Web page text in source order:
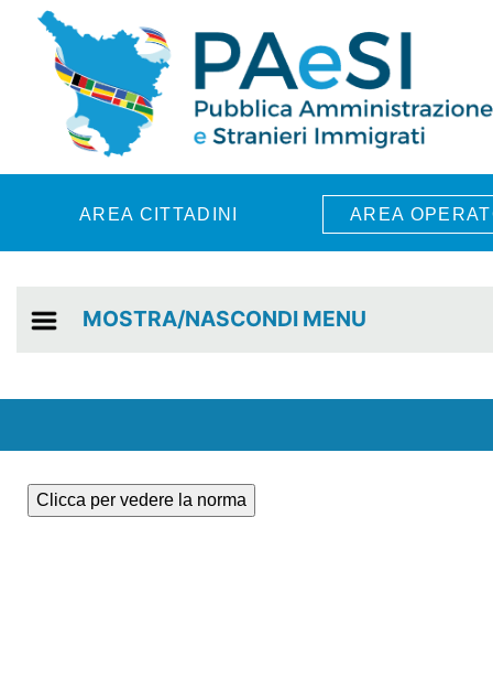
Skip to main content
AREA CITTADINI AREA
MOSTRA/NASCONDI MENU
Clicca per vedere la norma